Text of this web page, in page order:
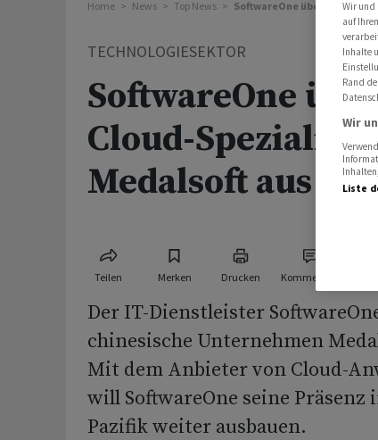
Home News Top News SoftwareOne übernimmt
TECHNOLOGIESEKTOR
SoftwareOne
Cloud-
Medalsoft aus
Teilen Merken Drucken Kommentare
Der IT-Dienstleister
chinesische Unternehmen
Mit dem Anbieter von Cloud-
will SoftwareOne seine Präsenz
Pazifik weiter ausbauen.
Wir und
auf
Inhalte
Rand
Wir
Liste